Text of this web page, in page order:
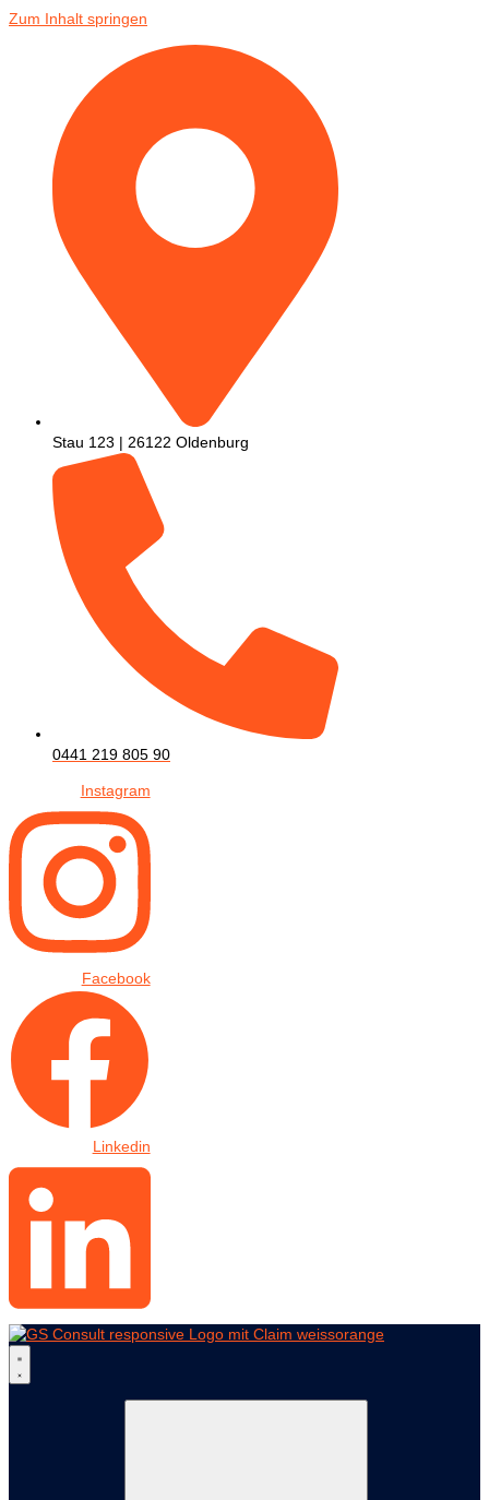
Zum Inhalt springen
Stau 123 | 26122 Oldenburg
0441 219 805 90
Instagram
Facebook
Linkedin